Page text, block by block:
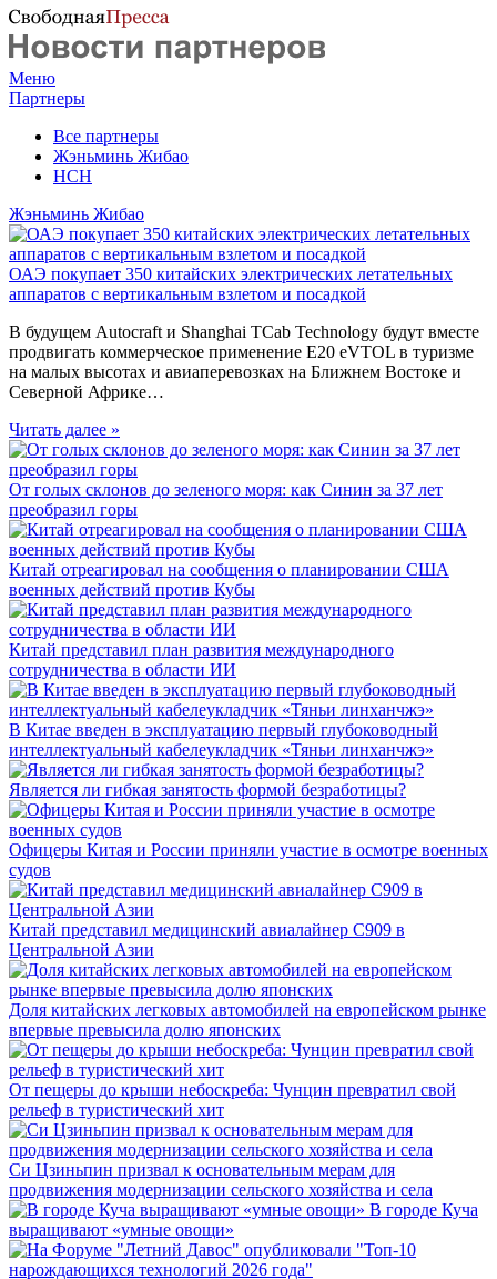
Меню
Партнеры
Все партнеры
Жэньминь Жибао
НСН
Жэньминь Жибао
ОАЭ покупает 350 китайских электрических летательных
аппаратов с вертикальным взлетом и посадкой
В будущем Autocraft и Shanghai TCab Technology будут вместе
продвигать коммерческое применение E20 eVTOL в туризме
на малых высотах и авиаперевозках на Ближнем Востоке и
Северной Африке…
Читать далее »
От голых склонов до зеленого моря: как Синин за 37 лет
преобразил горы
Китай отреагировал на сообщения о планировании США
военных действий против Кубы
Китай представил план развития международного
сотрудничества в области ИИ
В Китае введен в эксплуатацию первый глубоководный
интеллектуальный кабелеукладчик «Тяньи линханчжэ»
Является ли гибкая занятость формой безработицы?
Офицеры Китая и России приняли участие в осмотре военных
судов
Китай представил медицинский авиалайнер C909 в
Центральной Азии
Доля китайских легковых автомобилей на европейском рынке
впервые превысила долю японских
От пещеры до крыши небоскреба: Чунцин превратил свой
рельеф в туристический хит
Си Цзиньпин призвал к основательным мерам для
продвижения модернизации сельского хозяйства и села
В городе Куча
выращивают «умные овощи»